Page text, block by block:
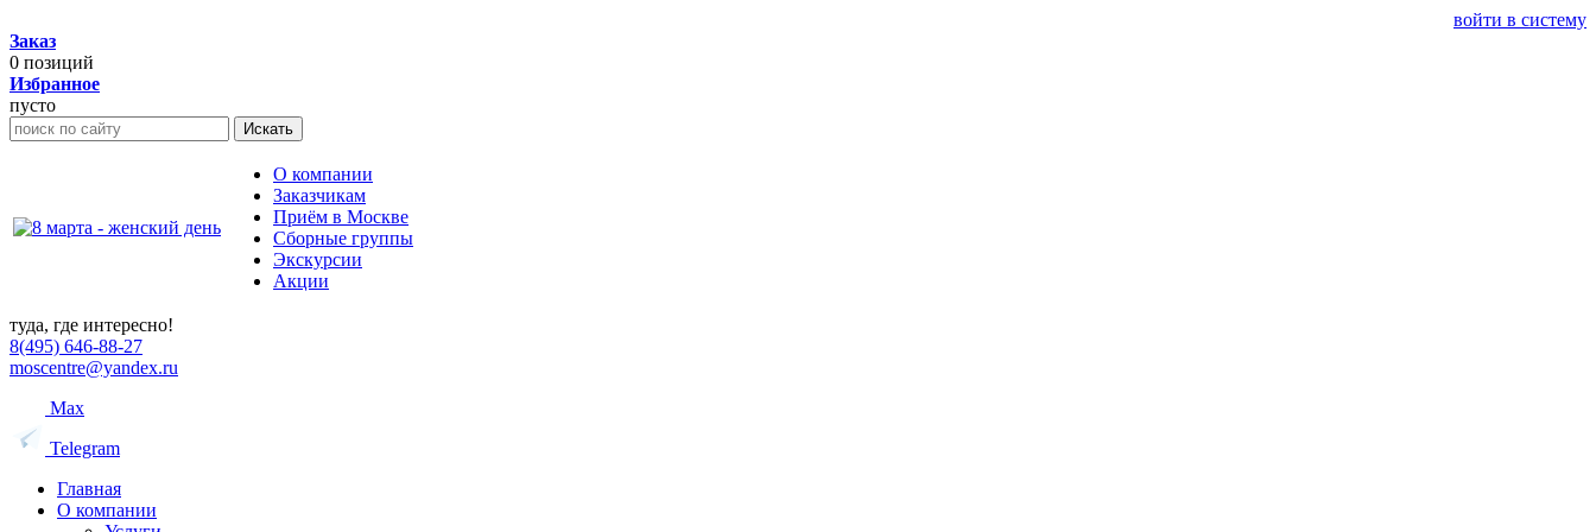
войти в систему
Заказ
0 позиций
Избранное
пусто
Искать
О компании
Заказчикам
Приём в Москве
Сборные группы
Экскурсии
Акции
туда, где интересно!
8(495) 646-88-27
moscentre@yandex.ru
Max
Telegram
Главная
О компании